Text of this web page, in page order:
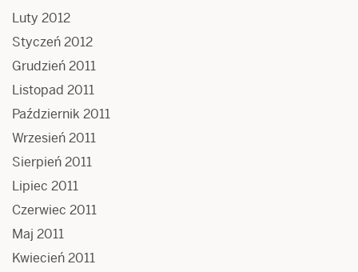
Luty 2012
Styczeń 2012
Grudzień 2011
Listopad 2011
Październik 2011
Wrzesień 2011
Sierpień 2011
Lipiec 2011
Czerwiec 2011
Maj 2011
Kwiecień 2011